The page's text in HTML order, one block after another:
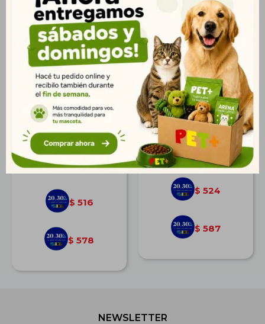
Pro Plan Gatito 1kg |
Crecimiento Saludable
y Vitalidad
$ 714
$ 516
$ 578
Frost Sensitive Skin 1
kg
$ 725
$ 524
$ 587
NEWSLETTER